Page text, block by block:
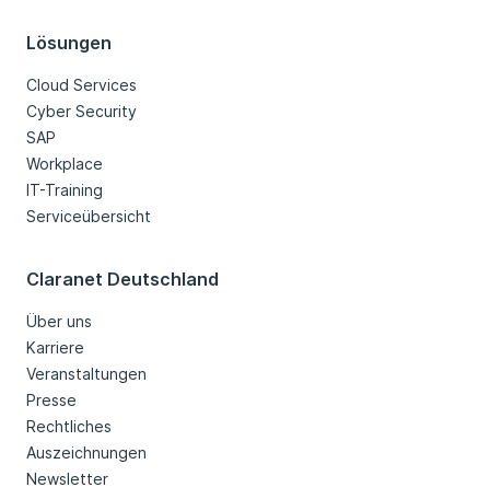
Lösungen
Cloud Services
Cyber Security
SAP
Workplace
IT-Training
Serviceübersicht
Claranet Deutschland
Über uns
Karriere
Veranstaltungen
Presse
Rechtliches
Auszeichnungen
Newsletter